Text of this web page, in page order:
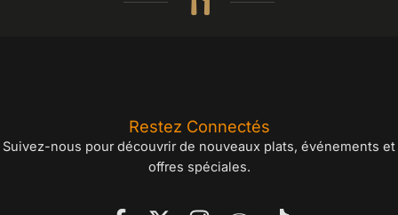
Restez Connectés
Suivez-nous pour découvrir de nouveaux plats, événements et
offres spéciales.